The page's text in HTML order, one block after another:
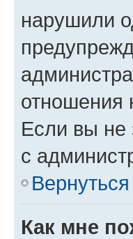
нарушили
отношения
Если вы не
с
Как мне